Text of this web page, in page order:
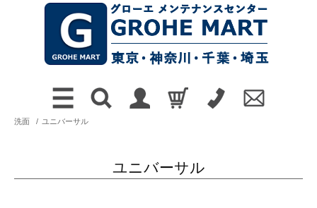
洗面 / ユニバーサル
ユニバーサル